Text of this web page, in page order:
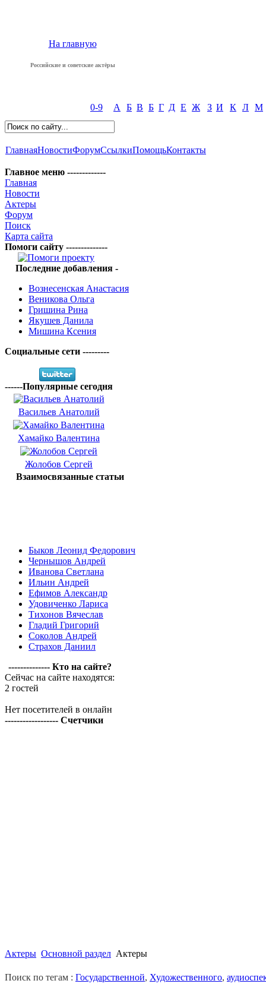
На главную
Российские и советские актёры
0-9 А Б В Б Г Д Е Ж З И К Л М
ГлавнаяНовостиФорумСсылкиПомощьКонтакты
Главное меню -------------
Главная
Новости
Актеры
Форум
Поиск
Карта сайта
Помоги сайту --------------
Последние добавления -
Вознесенская Анастасия
Веникова Ольга
Гришина Рина
Якушев Данила
Мишина Ксения
Социальные сети ---------
------Популярные сегодня
Васильев Анатолий
Хамайко Валентина
Жолобов Сергей
Взаимосвязанные статьи
Быков Леонид Федорович
Чернышов Андрей
Иванова Светлана
Ильин Андрей
Ефимов Александр
Удовиченко Лариса
Тихонов Вячеслав
Гладий Григорий
Соколов Андрей
Страхов Даниил
-------------- Кто на сайте?
Сейчас на сайте находятся:
2 гостей
Нет посетителей в онлайн
------------------ Счетчики
Актеры Основной раздел Актеры
Поиск по тегам : Государственной, Художественного,